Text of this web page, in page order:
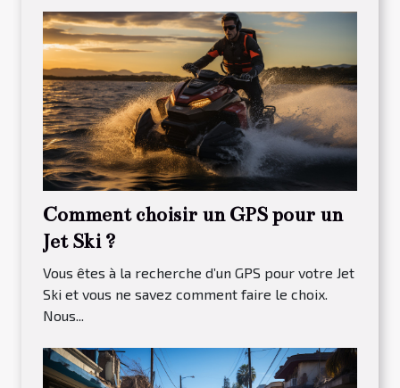
Comment choisir un GPS pour un
Jet Ski ?
Vous êtes à la recherche d’un GPS pour votre Jet
Ski et vous ne savez comment faire le choix.
Nous...